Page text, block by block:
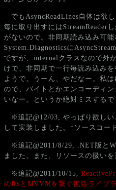
でもAsyncReadLines自体は欲
毎に取り出すにはStreamReader
がないので。非同期読み込み可能
System.Diagnosticsに
ですが、internalクラスなので外
けで、非同期で一行毎読み込み
ようで。うーん、やだなー。私
ので、バイトとかエンコーディ
いなー。というか絶対ミスするで
※追記@12/03, やっぱり欲しい
して実装しました。↑ソースコー
※追記@2011/8/29, .NET版と
ました。また、リソースの扱いを
※追記@2011/10/15,
のRxとMVVMを繋ぐ拡張ライブ